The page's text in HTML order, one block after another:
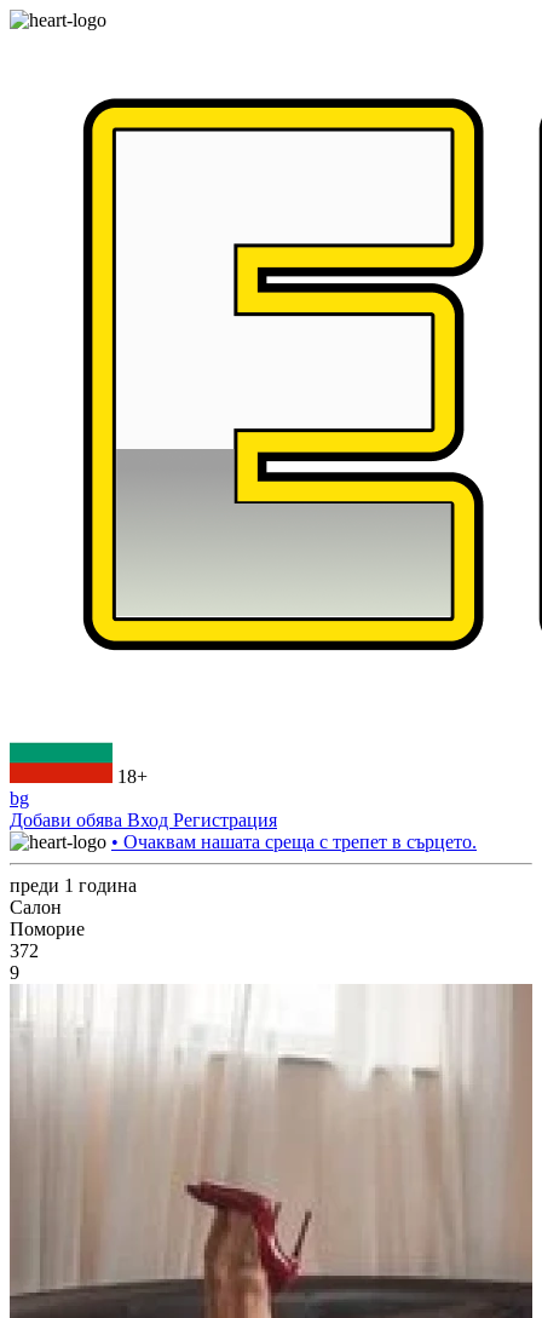
18+
bg
Добави обява Вход Регистрация
• Очаквам нашата среща с трепет в сърцето.
преди 1 година
Салон
Поморие
372
9